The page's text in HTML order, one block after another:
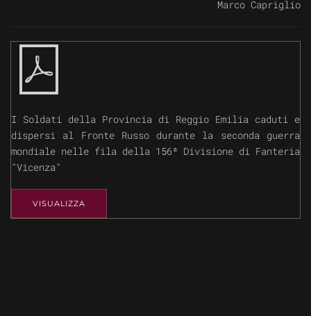
Marco Capriglio
I Soldati della Provincia di Reggio Emilia caduti e
dispersi al Fronte Russo durante la seconda guerra
mondiale nelle fila della 156ª Divisione di Fanteria
"Vicenza"
VISUALIZZA